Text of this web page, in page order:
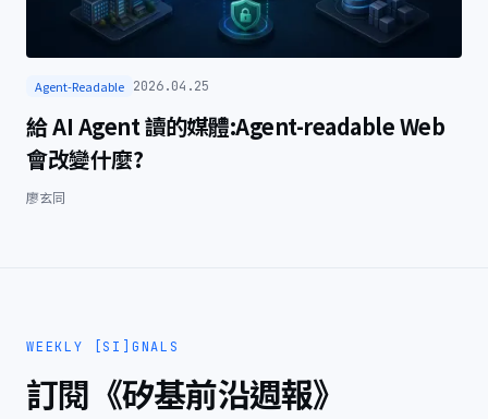
Agent-Readable 2026.04.25
給 AI Agent 讀的媒體:Agent-readable Web
會改變什麼?
廖玄同
WEEKLY [SI]GNALS
訂閱《矽基前沿週報》